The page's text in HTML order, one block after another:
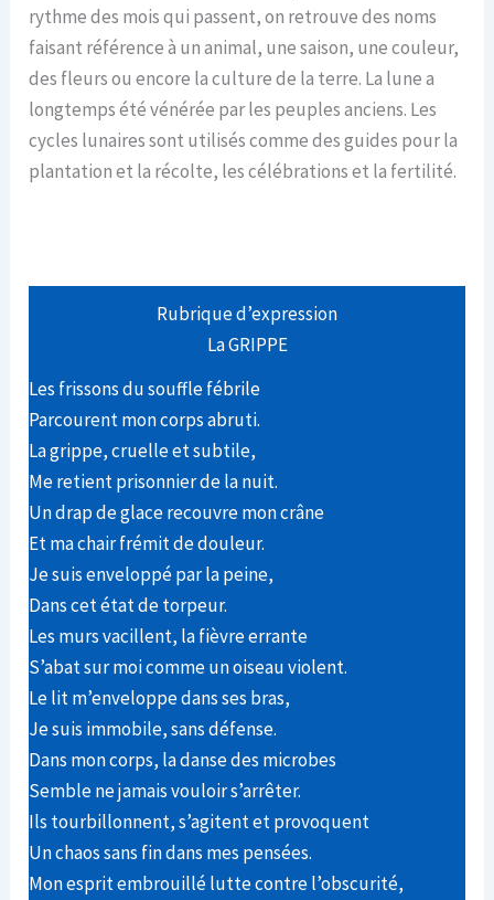
rythme des mois qui passent, on retrouve des noms
faisant référence à un animal, une saison, une couleur,
des fleurs ou encore la culture de la terre. La lune a
longtemps été vénérée par les peuples anciens. Les
cycles lunaires sont utilisés comme des guides pour la
plantation et la récolte, les célébrations et la fertilité.
Rubrique d’expression
La GRIPPE
Les frissons du souffle fébrile
Parcourent mon corps abruti.
La grippe, cruelle et subtile,
Me retient prisonnier de la nuit.
Un drap de glace recouvre mon crâne
Et ma chair frémit de douleur.
Je suis enveloppé par la peine,
Dans cet état de torpeur.
Les murs vacillent, la fièvre errante
S’abat sur moi comme un oiseau violent.
Le lit m’enveloppe dans ses bras,
Je suis immobile, sans défense.
Dans mon corps, la danse des microbes
Semble ne jamais vouloir s’arrêter.
Ils tourbillonnent, s’agitent et provoquent
Un chaos sans fin dans mes pensées.
Mon esprit embrouillé lutte contre l’obscurité,